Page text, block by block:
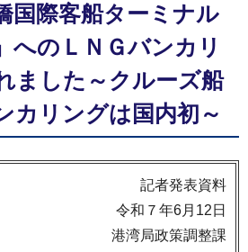
国際客船ターミナル
のＬＮＧバンカリ
ました～クルーズ船
カリングは国内初～
記者発表資料
令和７年6月12日
港湾局政策調整課